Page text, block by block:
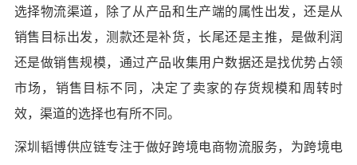
选择物流渠道，除了从产品和生产端的属性出发，还是从
销售目标出发，测款还是补货，长尾还是主推，是做利润
还是做销售规模，通过产品收集用户数据还是找优势占领
市场，销售目标不同，决定了卖家的存货规模和周转时
效，渠道的选择也有所不同。
深圳韬博供应链专注于做好跨境电商物流服务，为跨境电